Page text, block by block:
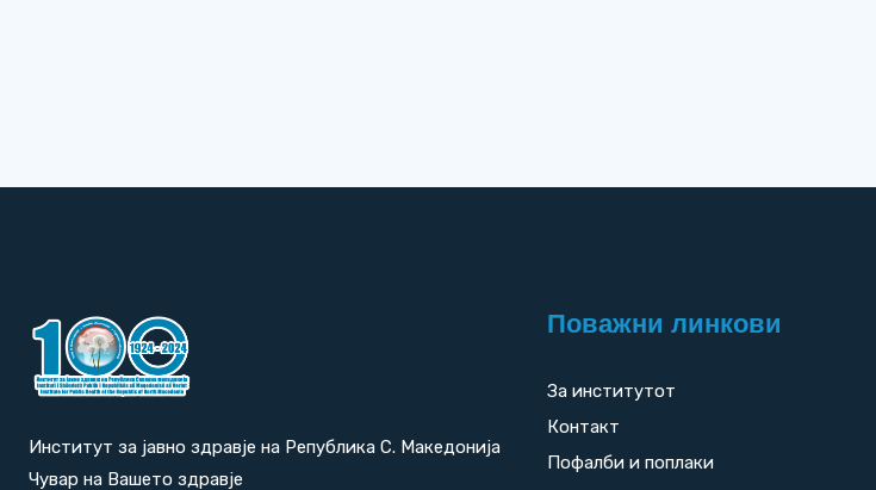
Институт за јавно здравје на Република С. Македонија
Чувар на Вашето здравје
Поважни линкови
За институтот
Контакт
Пофалби и поплаки